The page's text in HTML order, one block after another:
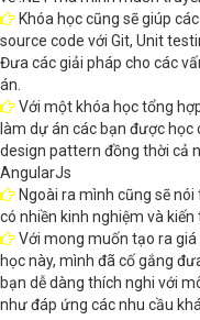
Khóa học cũng sẽ giúp
source code với Git, Unit
Đưa các giải pháp cho các
án.
Với một khóa học tổng
làm dự án các bạn được
design pattern đồng thời cả
AngularJs
Ngoài ra mình cũng sẽ
có nhiền kinh nghiệm và kiến
Với mong muốn tạo ra
học này, mình đã cố gắng
bạn dễ dàng thích nghi với
như đáp ứng các nhu cầu